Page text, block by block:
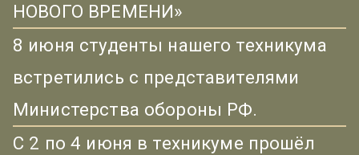
НОВОГО ВРЕМЕНИ»
8 июня студенты нашего техникума
встретились с представителями
Министерства обороны РФ.
С 2 по 4 июня в техникуме прошёл